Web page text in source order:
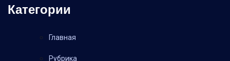
Категории
Главная
Рубрика